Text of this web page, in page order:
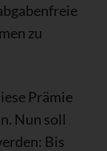
zu
Prämie
Nun soll
Bis